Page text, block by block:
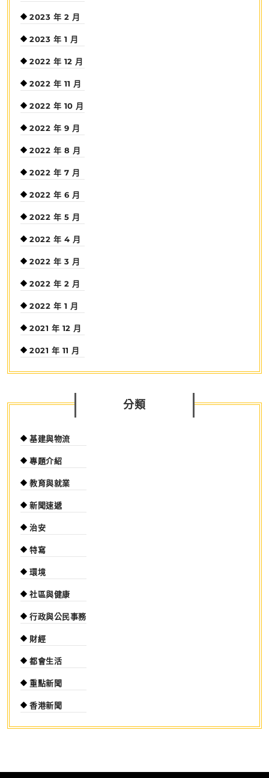
2023 年 2 月
2023 年 1 月
2022 年 12 月
2022 年 11 月
2022 年 10 月
2022 年 9 月
2022 年 8 月
2022 年 7 月
2022 年 6 月
2022 年 5 月
2022 年 4 月
2022 年 3 月
2022 年 2 月
2022 年 1 月
2021 年 12 月
2021 年 11 月
分類
基建與物流
專題介紹
教育與就業
新聞速遞
治安
特寫
環境
社區與健康
行政與公民事務
財經
都會生活
重點新聞
香港新聞